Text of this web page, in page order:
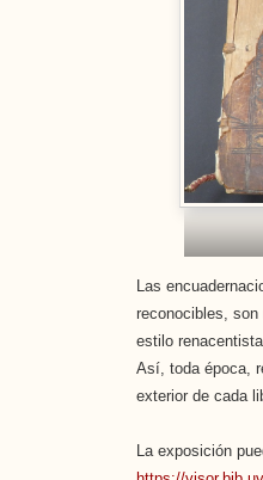
Las
reconocibles, son
estilo
Así, toda época,
exterior de cada
La exposición